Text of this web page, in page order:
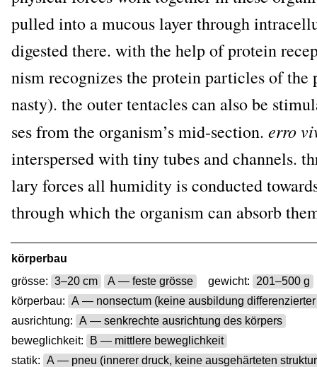
pul­led into a mucous lay­er through
digested the­re. with the help of pro­te­in
nism reco­gni­zes the pro­te­in par­tic­les of
nasty). the outer ten­ta­cles can also be
ses from the organism’s mid-sec­tion. erro
inters­per­sed with tiny tubes and chan­nels.
la­ry forces all humi­di­ty is con­duc­ted
through which the orga­nism can absorb
körperbau
grösse: 3–20 cm A — feste grösse gewicht:
201–500 g
körperbau: A — nonsectum (keine ausbildung
ausrichtung: A — senkrechte ausrichtung des körpers
beweglichkeit:
B — mittlere beweglichkeit
statik: A — pneu (innerer druck, keine ausgehärteten